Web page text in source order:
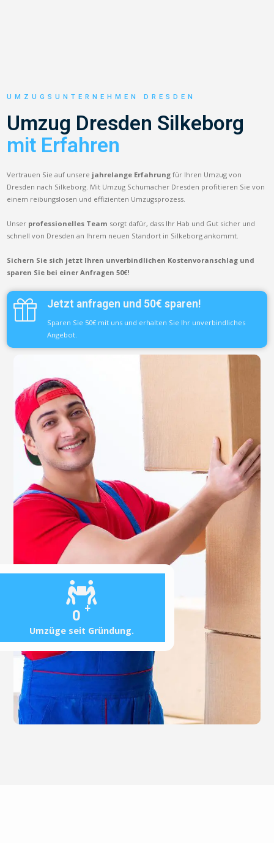
0 +
Umzüge seit Gründung.
UMZUGSUNTERNEHMEN DRESDEN
Umzug Dresden Silkeborg
mit Erfahren
Vertrauen Sie auf unsere jahrelange Erfahrung für Ihren Umzug von
Dresden nach Silkeborg. Mit Umzug Schumacher Dresden profitieren Sie von
einem reibungslosen und effizienten Umzugsprozess.
Unser professionelles Team sorgt dafür, dass Ihr Hab und Gut sicher und
schnell von Dresden an Ihrem neuen Standort in Silkeborg ankommt.
Sichern Sie sich jetzt Ihren unverbindlichen Kostenvoranschlag und
sparen Sie bei einer Anfragen 50€!
Jetzt anfragen und 50€ sparen!
Sparen Sie 50€ mit uns und erhalten Sie Ihr unverbindliches
Angebot.